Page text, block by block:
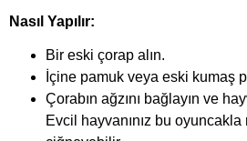
Nasıl Yapılır:
Bir eski çorap alın.
İçine pamuk veya eski kumaş
Çorabın ağzını bağlayın ve
Evcil hayvanınız bu